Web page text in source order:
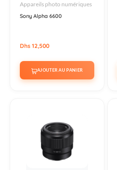
Appareils photo numériques
Sony Alpha 6600
Dhs 12,500
AJOUTER AU PANIER